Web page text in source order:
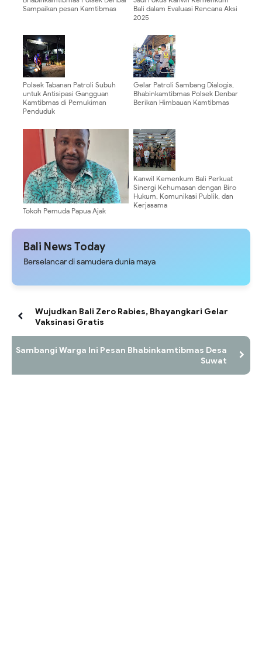
Sampaikan pesan Kamtibmas
Bali dalam Evaluasi Rencana Aksi
2025
Polsek Tabanan Patroli Subuh
untuk Antisipasi Gangguan
Kamtibmas di Pemukiman
Penduduk
Gelar Patroli Sambang Dialogis,
Bhabinkamtibmas Polsek Denbar
Berikan Himbauan Kamtibmas
Tokoh Pemuda Papua Ajak
Pembangunan dan Jaga
Kanwil Kemenkum Bali Perkuat
Sinergi Kehumasan dengan Biro
Hukum, Komunikasi Publik, dan
Kerjasama
Bali News Today
Berselancar di samudera dunia maya
Wujudkan Bali Zero Rabies, Bhayangkari Gelar
Vaksinasi Gratis
Sambangi Warga Ini Pesan Bhabinkamtibmas Desa
Suwat